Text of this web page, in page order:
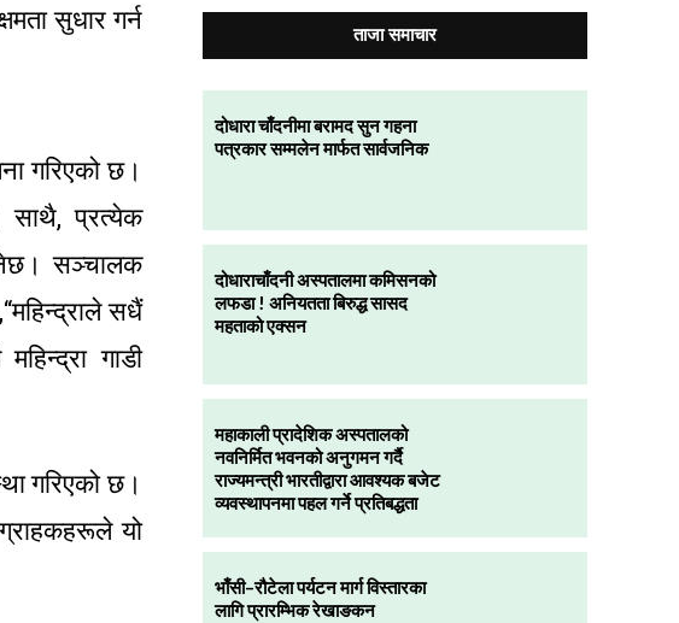
सुधार गर्न
गरिएको छ।
साथै, प्रत्येक
सञ्चालक
सधैं
गाडी
गरिएको छ।
ग्राहकहरूले यो
ताजा समाचार
दोधारा चाँदनीमा बरामद सुन गहना
पत्रकार सम्मलेन मार्फत सार्वजनिक
दोधाराचाँदनी अस्पतालमा कमिसनको
लफडा ! अनियतता बिरुद्ध सासद
महताको एक्सन
महाकाली प्रादेशिक अस्पतालको
नवनिर्मित भवनको अनुगमन गर्दै
राज्यमन्त्री भारतीद्वारा आवश्यक बजेट
व्यवस्थापनमा पहल गर्ने प्रतिबद्धता
भाँसी–रौटेला पर्यटन मार्ग विस्तारका
लागि प्रारम्भिक रेखाङकन